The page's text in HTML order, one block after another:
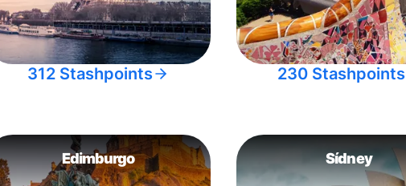
312 Stashpoints 230 Stashpoints
Edimburgo Sídney